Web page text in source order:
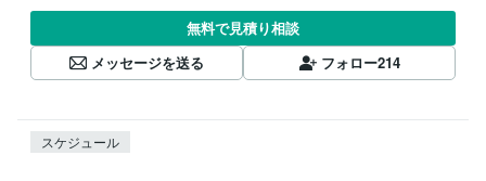
無料で見積り相談
メッセージを送る
フォロー214
スケジュール